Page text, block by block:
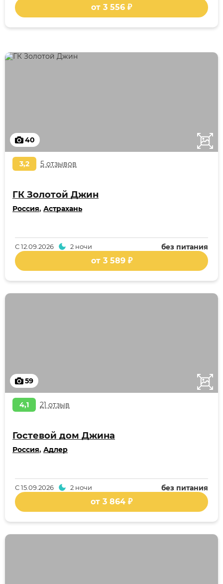
от 3 556 ₽
40
3,2 5 отзывов
ГК Золотой Джин
Россия, Астрахань
без питания
С12.09.2026 2 ночи
от 3 589 ₽
59
4,1 21 отзыв
Гостевой дом Джина
Россия, Адлер
без питания
С15.09.2026 2 ночи
от 3 864 ₽